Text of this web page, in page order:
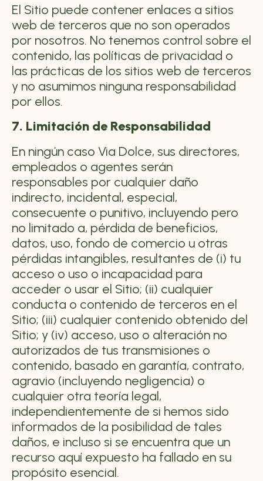
El Sitio puede contener enlaces a sitios
web de terceros que no son operados
por nosotros. No tenemos control sobre el
contenido, las políticas de privacidad o
las prácticas de los sitios web de terceros
y no asumimos ninguna responsabilidad
por ellos.
7. Limitación de Responsabilidad
En ningún caso Via Dolce, sus directores,
empleados o agentes serán
responsables por cualquier daño
indirecto, incidental, especial,
consecuente o punitivo, incluyendo pero
no limitado a, pérdida de beneficios,
datos, uso, fondo de comercio u otras
pérdidas intangibles, resultantes de (i) tu
acceso o uso o incapacidad para
acceder o usar el Sitio; (ii) cualquier
conducta o contenido de terceros en el
Sitio; (iii) cualquier contenido obtenido del
Sitio; y (iv) acceso, uso o alteración no
autorizados de tus transmisiones o
contenido, basado en garantía, contrato,
agravio (incluyendo negligencia) o
cualquier otra teoría legal,
independientemente de si hemos sido
informados de la posibilidad de tales
daños, e incluso si se encuentra que un
recurso aquí expuesto ha fallado en su
propósito esencial.